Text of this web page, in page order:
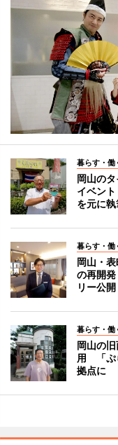
暮らす・働
岡山の
イベン
を元に執
暮らす・働
岡山・
の再開
リー公開
暮らす・働
岡山の
用 「ぷ
拠点に